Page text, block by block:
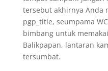
tersebut akhirnya Anda
pgp_title, seumpama
bimbang untuk
Balikpapan, lantaran
tersumbat.